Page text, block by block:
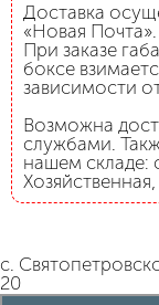
Доставка
«Новая Почта».
При заказе
боксе
зависимости
Возможна
службами.
нашем складе:
с.
20